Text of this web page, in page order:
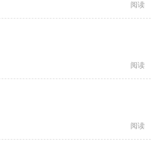
阅读
阅读
阅读